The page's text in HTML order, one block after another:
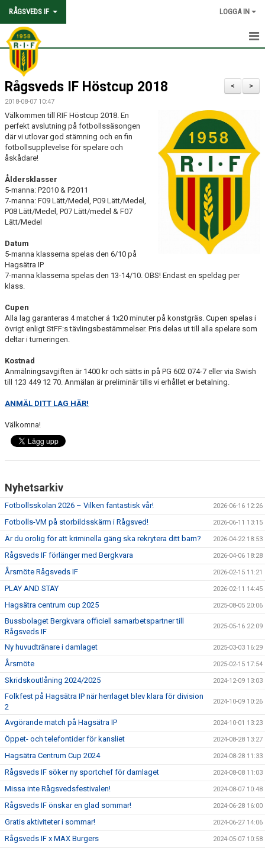
RÅGSVEDS IF LOGGA IN
HEM
KONTAKT
OM FÖRENINGEN
AVGIFTER
TRYGGHET OCH VÄRDEGRUND
KNATTEFOTBOLLSSKOLA
PARTNERSKAP & SPONSRING
SKOLSAMARBETEN
SOCIAL HÅLLBARHET
TRÄNINGSKLÄDER
RÅGSVEDS IF I MEDIA
FONDER
>
<
Rågsveds IF Höstcup 2018
2018-08-07 10:47
Välkommen till RIF Höstcup 2018. En
perfekt avslutning på fotbollssäsongen
där vi utlovar god stämning och en fin
fotbollsupplevelse för spelare och
åskådare!
Åldersklasser
5-manna: P2010 & P2011
7-manna: F09 Lätt/Medel, P09 Lätt/Medel,
P08 Lätt/Medel, P07 Lätt/medel & F07
Lätt/Medel
Datum
5-manna klasserna spelas den 6/10 på
Hagsätra IP
7-manna klasserna spelas den 13-14/10. OBS! Endast en speldag per
klass.
Cupen
Alla lag garanteras 4 matcher á 1x20 minuter på konstgräs. Cupen spelas i
övrigt enligt StFF:s tävlingsbestämmelser. Pris delas ut till alla spelare som
deltar i turneringen.
Kostnad
Anmälningsavgiften är 1400 kr och sätts in på PG 602 074-7 eller via Swish
till 123 449 12 70. Anmälan är preliminär tills vi erhållet er betalning.
ANMÄL DITT LAG HÄR!
Välkomna!
Nyhetsarkiv
Fotbollsskolan 2026 – Vilken fantastisk vår! 2026-06-16 12:26
Fotbolls-VM på storbildsskärm i Rågsved! 2026-06-11 13:15
Är du orolig för att kriminella gäng ska rekrytera ditt barn? 2026-04-22 18:53
Rågsveds IF förlänger med Bergkvara 2026-04-06 18:28
Årsmöte Rågsveds IF 2026-02-15 11:21
PLAY AND STAY 2026-02-11 14:45
Hagsätra centrum cup 2025 2025-08-05 20:06
Bussbolaget Bergkvara officiell samarbetspartner till
Rågsveds IF
2025-05-16 22:09
Ny huvudtränare i damlaget 2025-03-03 16:29
Årsmöte 2025-02-15 17:54
Skridskoutlåning 2024/2025 2024-12-09 13:03
Folkfest på Hagsätra IP när herrlaget blev klara för division
2
2024-10-09 10:26
Avgörande match på Hagsätra IP 2024-10-01 13:23
Öppet- och telefontider för kansliet 2024-08-28 13:27
Hagsätra Centrum Cup 2024 2024-08-28 11:33
Rågsveds IF söker ny sportchef för damlaget 2024-08-08 11:03
Missa inte Rågsvedsfestivalen! 2024-08-07 10:48
Rågsveds IF önskar en glad sommar! 2024-06-28 16:00
Gratis aktiviteter i sommar! 2024-06-27 14:06
Rågsveds IF x MAX Burgers 2024-05-07 10:58